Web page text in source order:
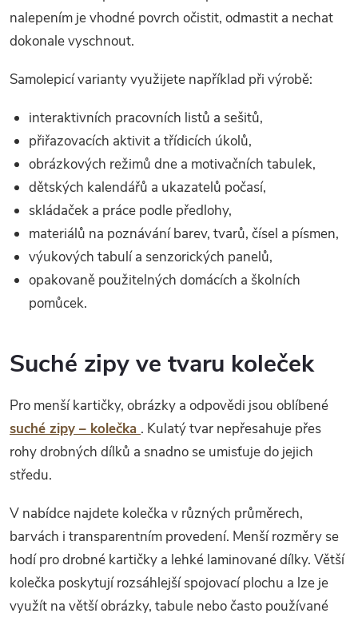
nalepením je vhodné povrch očistit, odmastit a nechat
dokonale vyschnout.
Samolepicí varianty využijete například při výrobě:
interaktivních pracovních listů a sešitů,
přiřazovacích aktivit a třídicích úkolů,
obrázkových režimů dne a motivačních tabulek,
dětských kalendářů a ukazatelů počasí,
skládaček a práce podle předlohy,
materiálů na poznávání barev, tvarů, čísel a písmen,
výukových tabulí a senzorických panelů,
opakovaně použitelných domácích a školních
pomůcek.
Suché zipy ve tvaru koleček
Pro menší kartičky, obrázky a odpovědi jsou oblíbené
suché zipy – kolečka . Kulatý tvar nepřesahuje přes
rohy drobných dílků a snadno se umisťuje do jejich
středu.
V nabídce najdete kolečka v různých průměrech,
barvách i transparentním provedení. Menší rozměry se
hodí pro drobné kartičky a lehké laminované dílky. Větší
kolečka poskytují rozsáhlejší spojovací plochu a lze je
využít na větší obrázky, tabule nebo často používané